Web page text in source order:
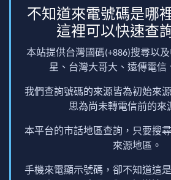
不知道來電號碼是哪
這裡可以快速查
本站提供台灣國碼(+886)搜尋以
星、台灣大哥大、遠傳電信
我們查詢號碼的來源皆為初始來
思為尚未轉電信前的來
本平台的市話地區查詢，只要搜
來源地區。
手機來電顯示號碼，卻不知道這